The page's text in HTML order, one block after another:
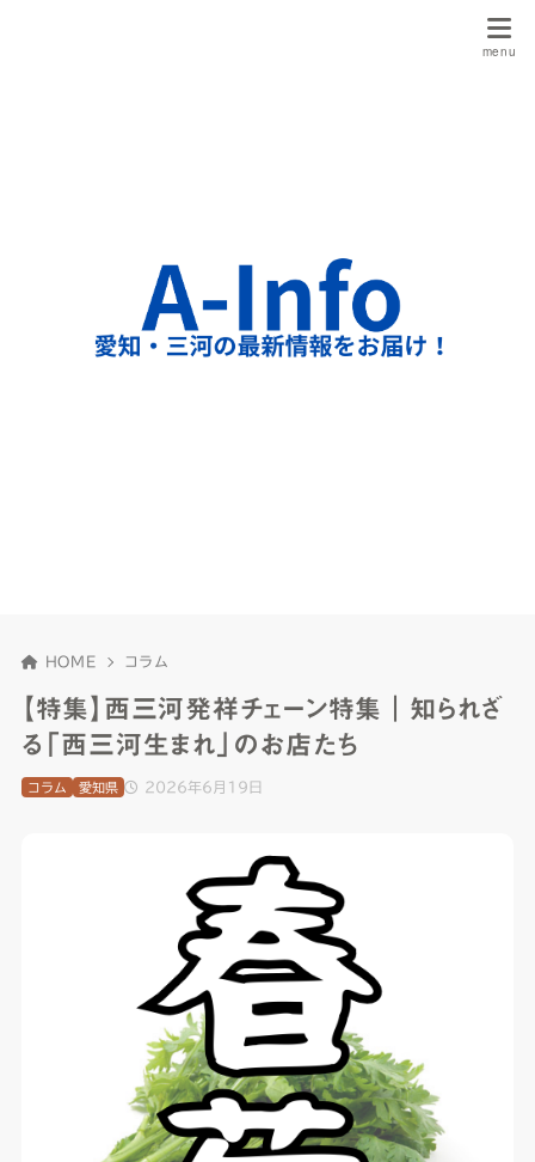
HOME コラム
【特集】西三河発祥チェーン特集｜知られざ
る「西三河生まれ」のお店たち
2026年6月19日
コラム 愛知県